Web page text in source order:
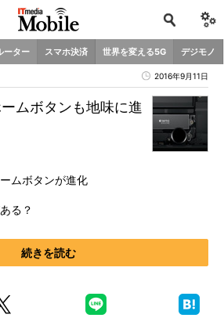
ーター スマホ決済 世界を変える5G デジモノ
2016年9月11日
ムボタンも地味に進
ムボタンが進化
る？
続きを読む